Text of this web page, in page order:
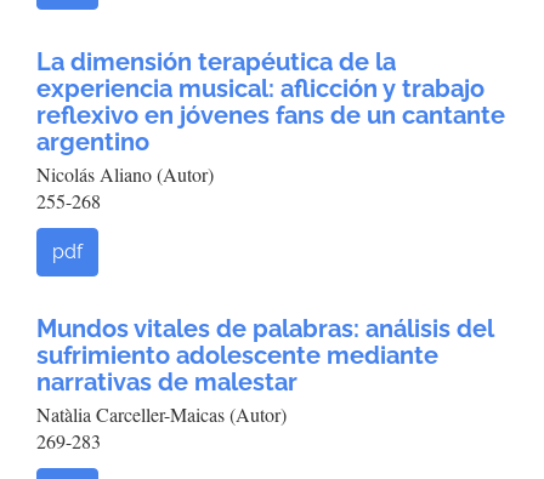
La dimensión terapéutica de la
experiencia musical: aflicción y trabajo
reflexivo en jóvenes fans de un cantante
argentino
Nicolás Aliano (Autor)
255-268
pdf
Mundos vitales de palabras: análisis del
sufrimiento adolescente mediante
narrativas de malestar
Natàlia Carceller-Maicas (Autor)
269-283